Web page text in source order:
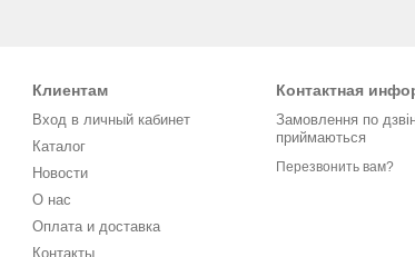
Клиентам
Вход в личный кабинет
Каталог
Новости
О нас
Оплата и доставка
Контакты
Контактная
Замовлення по
приймаються
Перезвонить вам?